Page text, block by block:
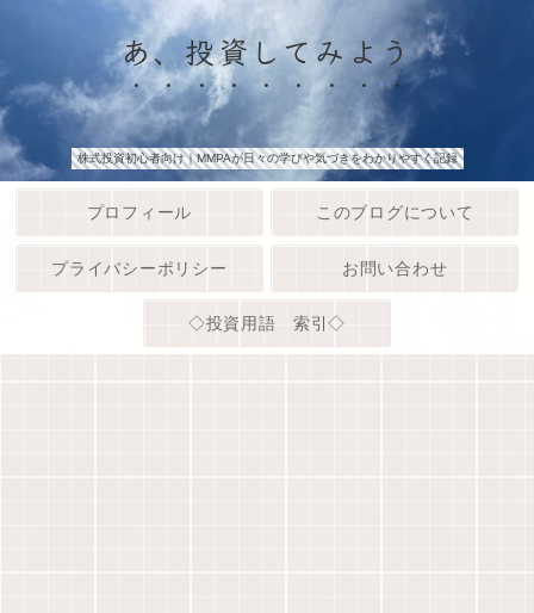
あ、投資してみよう
株式投資初心者向け｜MMPAが日々の学びや気づきをわかりやすく記録
プロフィール このブログについて
プライバシーポリシー お問い合わせ
◇投資用語 索引◇